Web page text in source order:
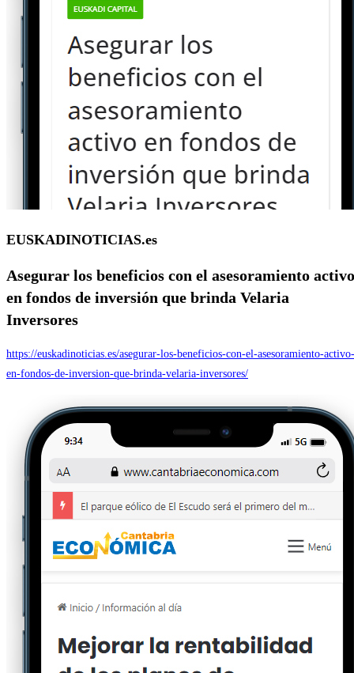
EUSKADINOTICIAS.es
Asegurar los beneficios con el asesoramiento activo
en fondos de inversión que brinda Velaria
Inversores
https://euskadinoticias.es/asegurar-los-beneficios-con-el-asesoramiento-activo-
en-fondos-de-inversion-que-brinda-velaria-inversores/